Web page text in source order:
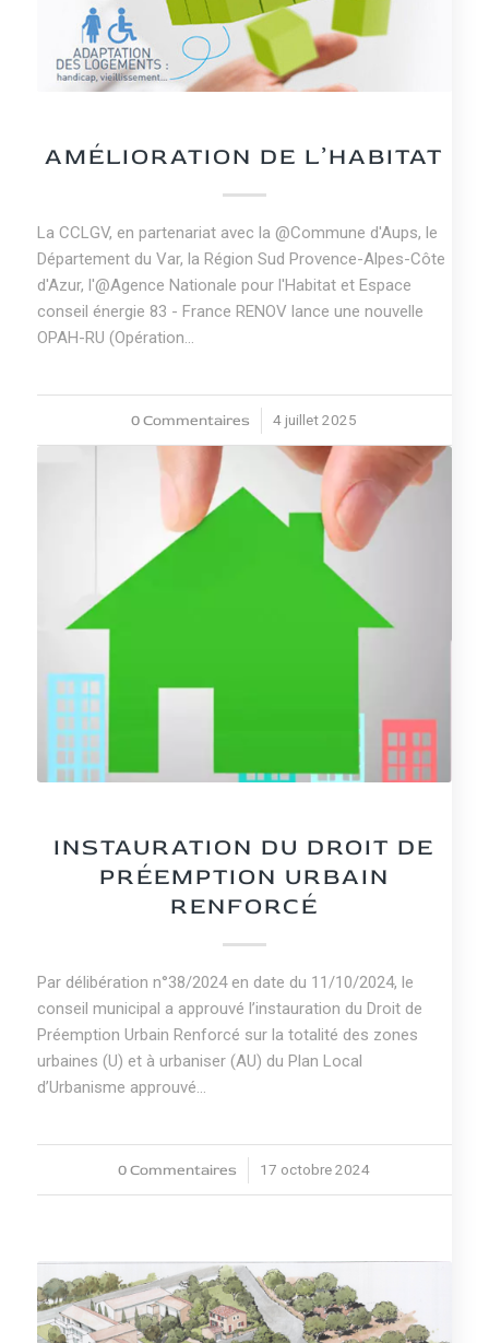
AMÉLIORATION DE L’HABITAT
La CCLGV, en partenariat avec la @Commune d'Aups, le
Département du Var, la Région Sud Provence-Alpes-Côte
d'Azur, l'@Agence Nationale pour l'Habitat et Espace
conseil énergie 83 - France RENOV lance une nouvelle
OPAH-RU (Opération…
0 Commentaires
/ 4 juillet 2025
INSTAURATION DU DROIT DE
PRÉEMPTION URBAIN
RENFORCÉ
Par délibération n°38/2024 en date du 11/10/2024, le
conseil municipal a approuvé l’instauration du Droit de
Préemption Urbain Renforcé sur la totalité des zones
urbaines (U) et à urbaniser (AU) du Plan Local
d’Urbanisme approuvé…
0 Commentaires
/ 17 octobre 2024